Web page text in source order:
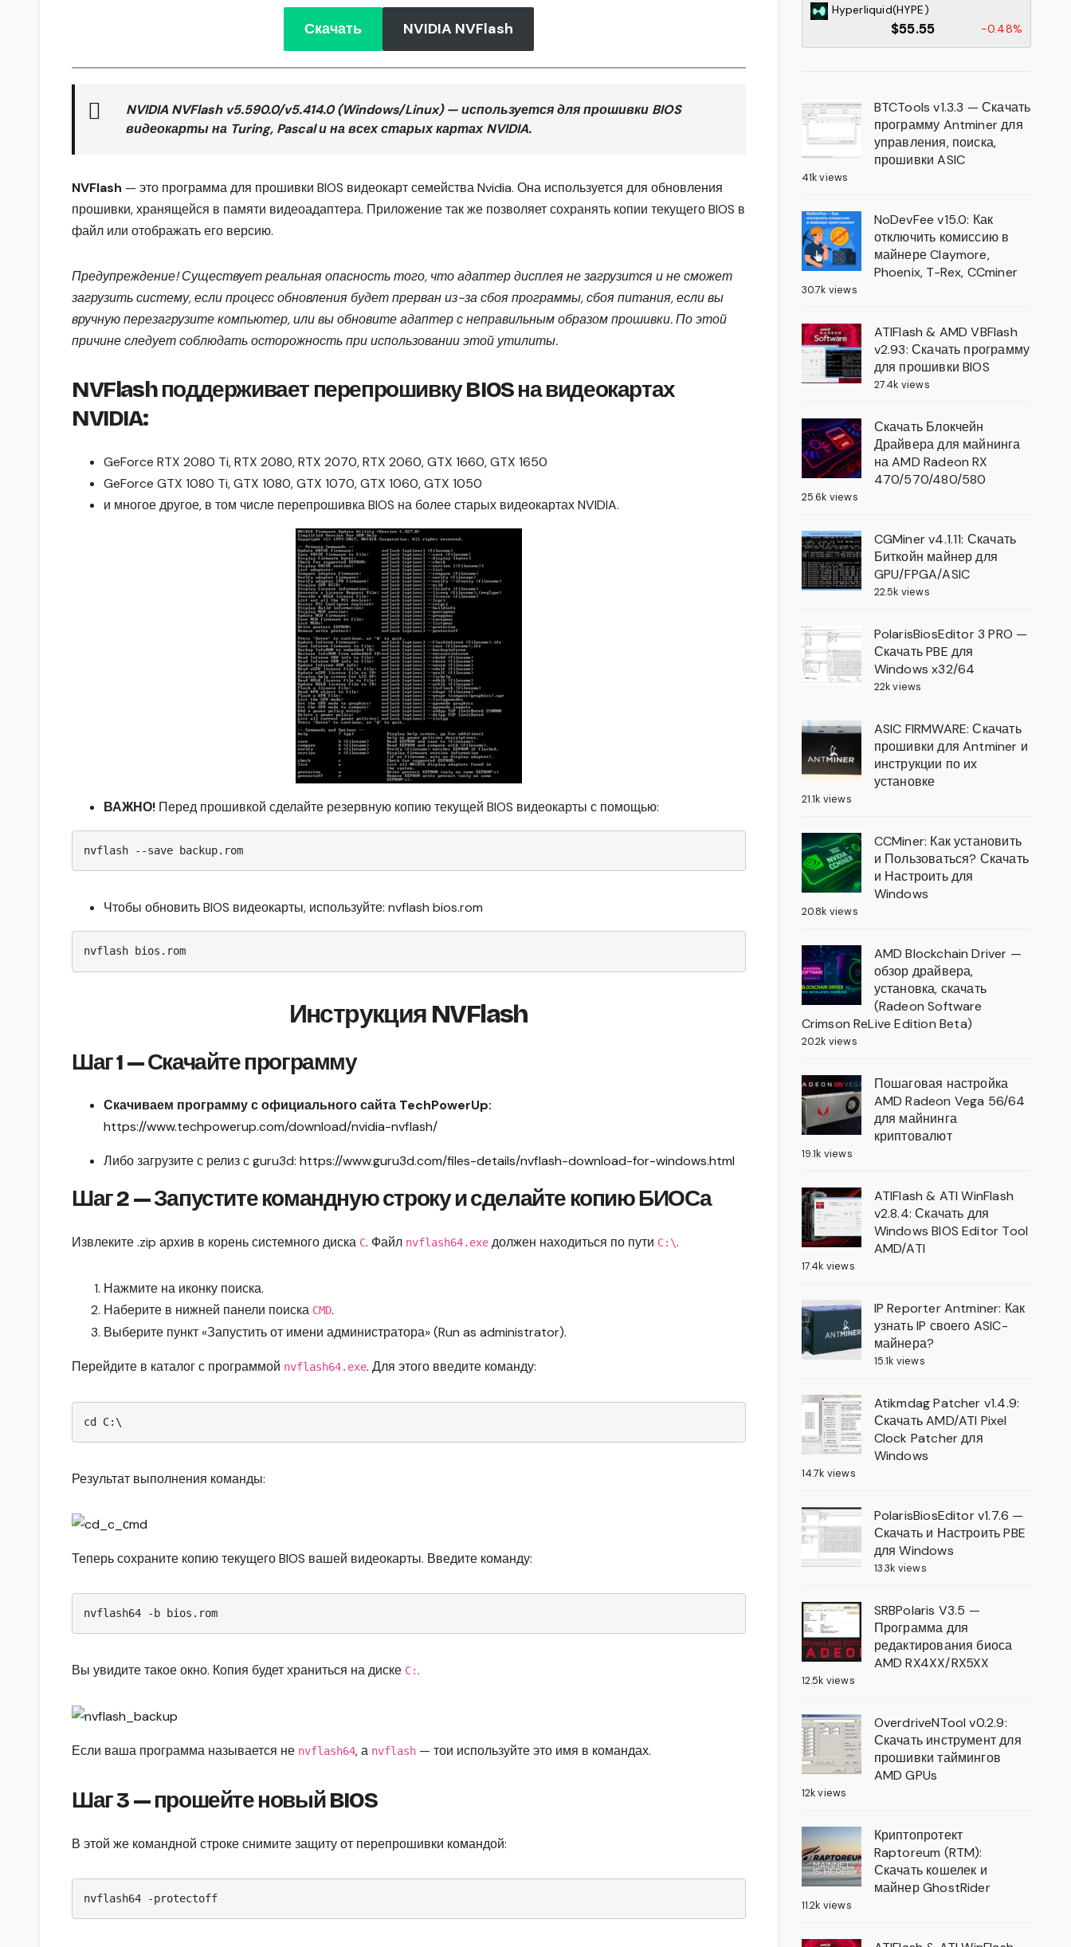
Скачать NVIDIA NVFlash
NVIDIA NVFlashv5.590.0/v5.414.0 (Windows/Linux) — используется для прошивки BIOS
видеокарты на Turing, Pascal и на всех старых картах NVIDIA.
NVFlash — это программа для прошивки BIOS видеокарт семейства Nvidia. Она используется для обновления
прошивки, хранящейся в памяти видеоадаптера. Приложение так же позволяет сохранять копии текущего BIOS в
файл или отображать его версию.
Предупреждение! Существует реальная опасность того, что адаптер дисплея не загрузится и не сможет
загрузить систему, если процесс обновления будет прерван из-за сбоя программы, сбоя питания, если вы
вручную перезагрузите компьютер, или вы обновите адаптер с неправильным образом прошивки. По этой
причине следует соблюдать осторожность при использовании этой утилиты.
NVFlash поддерживает перепрошивку BIOS на видеокартах
NVIDIA:
GeForce RTX 2080 Ti, RTX 2080, RTX 2070, RTX 2060, GTX 1660, GTX 1650
GeForce GTX 1080 Ti, GTX 1080, GTX 1070, GTX 1060, GTX 1050
и многое другое, в том числе перепрошивка BIOS на более старых видеокартах NVIDIA.
ВАЖНО! Перед прошивкой сделайте резервную копию текущей BIOS видеокарты с помощью:
nvflash --save backup.rom
Чтобы обновить BIOS видеокарты, используйте: nvflash bios.rom
nvflash bios.rom
Инструкция NVFlash
Шаг 1 — Скачайте программу
Скачиваем программу с официального сайта TechPowerUp:
https://www.techpowerup.com/download/nvidia-nvflash/
Либо загрузите с релиз с guru3d: https://www.guru3d.com/files-details/nvflash-download-for-windows.html
Шаг 2 — Запустите командную строку и сделайте копию БИОСа
Извлеките .zip архив в корень системного диска C. Файл nvflash64.exe должен находиться по пути C:\.
Нажмите на иконку поиска.
Наберите в нижней панели поиска CMD.
Выберите пункт «Запустить от имени администратора» (Run as administrator).
Перейдите в каталог с программой nvflash64.exe. Для этого введите команду:
Результат выполнения команды:
Теперь сохраните копию текущего BIOS вашей видеокарты. Введите команду:
Вы увидите такое окно. Копия будет храниться на диске C:.
Если ваша программа называется не nvflash64, а nvflash — тои используйте это имя в командах.
Шаг 3 — прошейте новый BIOS
В этой же командной строке снимите защиту от перепрошивки командой:
Hyperliquid(HYPE)
$55.55 -0.48%
BTCTools v1.3.3 — Скачать
программу Antminer для
управления, поиска,
прошивки ASIC
41k views
NoDevFee v15.0: Как
отключить комиссию в
майнере Claymore,
Phoenix, T-Rex, CCminer
30.7k views
ATIFlash & AMD VBFlash
v2.93: Скачать программу
для прошивки BIOS
27.4k views
Скачать Блокчейн
Драйвера для майнинга
на AMD Radeon RX
470/570/480/580
25.6k views
CGMiner v4.1.11: Скачать
Биткойн майнер для
GPU/FPGA/ASIC
22.5k views
PolarisBiosEditor 3 PRO —
Скачать PBE для
Windows x32/64
22k views
ASIC FIRMWARE: Скачать
прошивки для Antminer и
инструкции по их
установке
21.1k views
CCMiner: Как установить
и Пользоваться? Скачать
и Настроить для
Windows
20.8k views
AMD Blockchain Driver —
обзор драйвера,
установка, скачать
(Radeon Software
Crimson ReLive Edition Beta)
20.2k views
Пошаговая настройка
AMD Radeon Vega 56/64
для майнинга
криптовалют
19.1k views
ATIFlash & ATI WinFlash
v2.8.4: Скачать для
Windows BIOS Editor Tool
AMD/ATI
17.4k views
IP Reporter Antminer: Как
узнать IP своего ASIC-
майнера?
15.1k views
Atikmdag Patcher v1.4.9:
Скачать AMD/ATI Pixel
Clock Patcher для
Windows
14.7k views
PolarisBiosEditor v1.7.6 —
Скачать и Настроить PBE
для Windows
13.3k views
SRBPolaris V3.5 —
Программа для
редактирования биоса
AMD RX4XX/RX5XX
12.5k views
OverdriveNTool v0.2.9:
Скачать инструмент для
прошивки таймингов
AMD GPUs
12k views
Криптопротект
Raptoreum (RTM):
Скачать кошелек и
майнер GhostRider
11.2k views